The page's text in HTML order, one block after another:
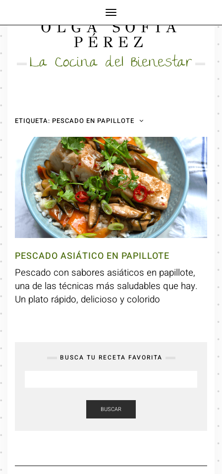
FACEBOOK
INSTAGRAM
MAIL
OLGA SOFÍA
PÉREZ
La Cocina del Bienestar
Cambiar
modo
de
navegación
ETIQUETA: PESCADO EN PAPILLOTE
PESCADO ASIÁTICO EN PAPILLOTE
Pescado con sabores asiáticos en papillote,
una de las técnicas más saludables que hay.
Un plato rápido, delicioso y colorido
BUSCA TU RECETA FAVORITA
BUSCAR